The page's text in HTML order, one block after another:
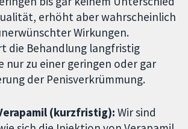
erhöht aber wahrscheinlich
Wirkungen.
die Behandlung langfristig
nur zu einer geringen oder gar
der Penisverkrümmung.
(kurzfristig):Wir sind